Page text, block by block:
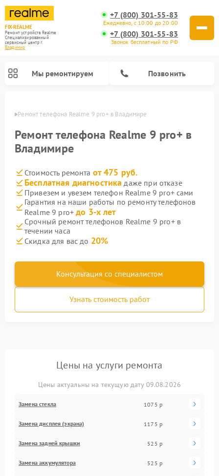
FIX-REALME
Ремонт устройств Realme
Специализированный
cервисный центр г.
Владимир
+7 (800) 301-55-83
Ежедневно, с 10:00 до 20:00
+7 (800) 301-55-83
Звонок бесплатный по РФ
Мы ремонтируем Позвонить
Ремонт телефона Realme 9 pro+ в Владимире
Ремонт телефона Realme 9 pro+ в
Владимире
Стоимость ремонта от 475 руб.
Бесплатная диагностика даже при отказе
Привезем и увезем телефон Realme 9 pro+ сами
Гарантия на наши работы по ремонту телефонов
Realme 9 pro+до 3-х лет
Срочный ремонт телефонов Realme 9 pro+ в
течении часа
Скидка для вас до 20%
Консультация со специалистом
Узнать стоимость работ
Цены на услуги ремонта
Цены актуальны на текущую дату 09.08.2026
Замена стекла 1075 р
Замена дисплея (экрана) 1175 р
Замена задней крышки 525 р
Замена аккумулятора 525 р